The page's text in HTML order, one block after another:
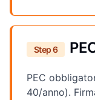
Step 6
PEC
40/anno).